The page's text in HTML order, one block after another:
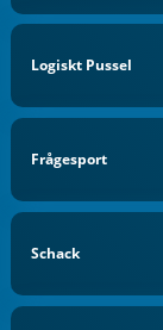
Logiskt Pussel
Frågesport
Schack